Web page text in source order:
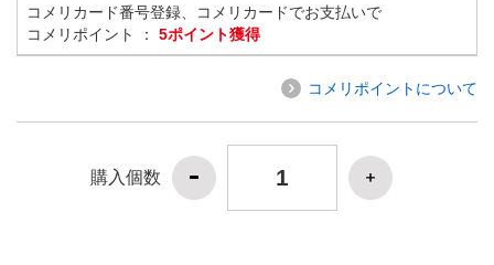
コメリカード番号登録、コメリカードでお支払いで
コメリポイント ： 5ポイント獲得
コメリポイントについて
購入個数